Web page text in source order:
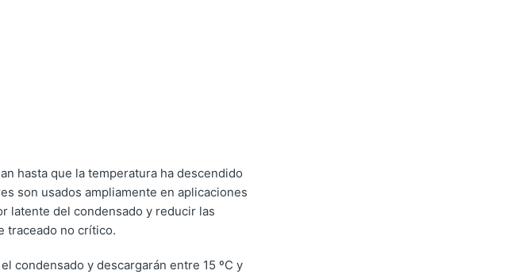
hasta que la temperatura ha descendido
son usados ampliamente en aplicaciones
latente del condensado y reducir las
traceado no crítico.
condensado y descargarán entre 15 ºC y